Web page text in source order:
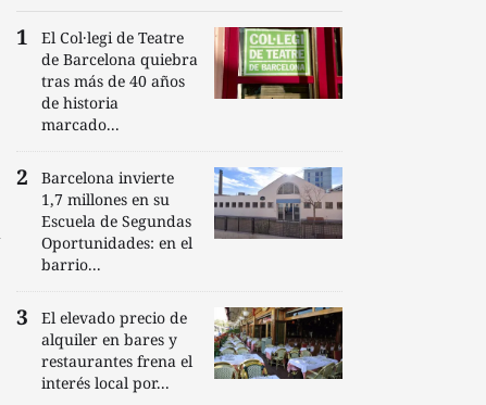
El Col·legi de Teatre
de Barcelona quiebra
tras más de 40 años
de historia
marcado...
Barcelona invierte
1,7 millones en su
Escuela de Segundas
Oportunidades: en el
barrio...
El elevado precio de
alquiler en bares y
restaurantes frena el
interés local por...